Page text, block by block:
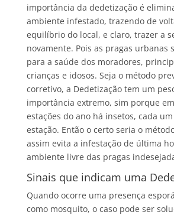
importância da dedetização é
ambiente infestado, trazendo de
equilíbrio do local, e claro, trazer a
novamente. Pois as pragas urbanas
para a saúde dos moradores,
crianças e idosos. Seja o método
corretivo, a Dedetização tem um
importância extremo, sim porque
estações do ano há insetos, cada
estação. Então o certo seria o
assim evita a infestação de última
ambiente livre das pragas
Sinais que indicam uma
Quando ocorre uma presença
como mosquito, o caso pode ser